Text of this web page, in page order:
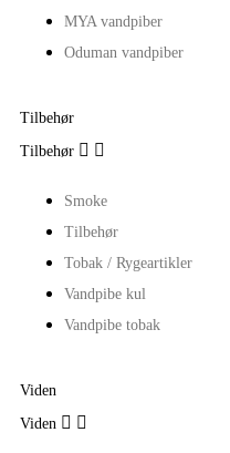
MYA vandpiber
Oduman vandpiber
Tilbehør
Tilbehør  
Smoke
Tilbehør
Tobak / Rygeartikler
Vandpibe kul
Vandpibe tobak
Viden
Viden  